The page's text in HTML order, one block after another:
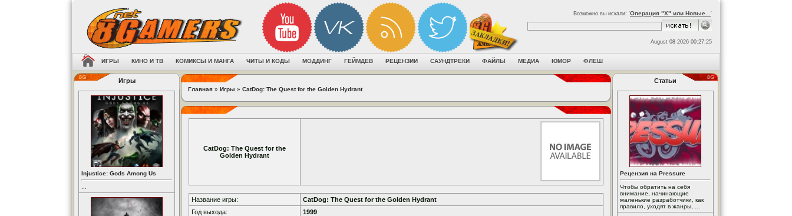
Возможно вы искали: 'Операция "Х" или Новые... '
August 08 2026 00:27:25
ИГРЫ КИНО И ТВ КОМИКСЫ И МАНГА ЧИТЫ И КОДЫ МОДДИНГ ГЕЙМДЕВ РЕЦЕНЗИИ САУНДТРЕКИ ФАЙЛЫ МЕДИА ЮМОР ФЛЕШ
Игры
Injustice: Gods Among Us
Главная » Игры » CatDog: The Quest for the Golden Hydrant
CatDog: The Quest for the
Golden Hydrant
Название игры:
CatDog: The Quest for the Golden Hydrant
Год выхода:
1999
Статьи
Рецензия на Pressure
Чтобы обратить на себя
внимание, начинающие
маленькие разработчики, как
правило, уходят в жанры, ...